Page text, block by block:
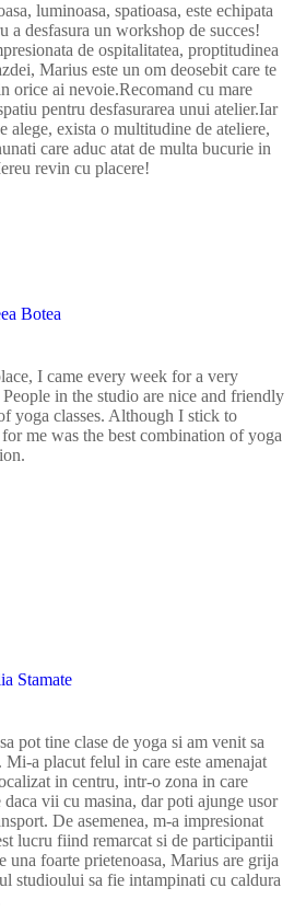
luminoasa, spatioasa, este echipata
a desfasura un workshop de succes!
de ospitalitatea, proptitudinea
Marius este un om deosebit care te
orice ai nevoie.Recomand cu mare
pentru desfasurarea unui atelier.Iar
alege, exista o multitudine de ateliere,
care aduc atat de multa bucurie in
revin cu placere!
Botea
I came every week for a very
in the studio are nice and friendly
yoga classes. Although I stick to
me was the best combination of yoga
Stamate
pot tine clase de yoga si am venit sa
a placut felul in care este amenajat
in centru, intr-o zona in care
daca vii cu masina, dar poti ajunge usor
De asemenea, m-a impresionat
lucru fiind remarcat si de participantii
una foarte prietenoasa, Marius are grija
studioului sa fie intampinati cu caldura